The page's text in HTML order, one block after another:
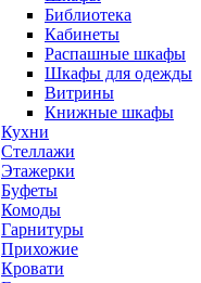
Библиотека
Кабинеты
Распашные шкафы
Шкафы для одежды
Витрины
Книжные шкафы
Кухни
Стеллажи
Этажерки
Буфеты
Комоды
Гарнитуры
Прихожие
Кровати